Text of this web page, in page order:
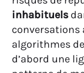
inhabituels
conversations
algorithmes
d’abord une